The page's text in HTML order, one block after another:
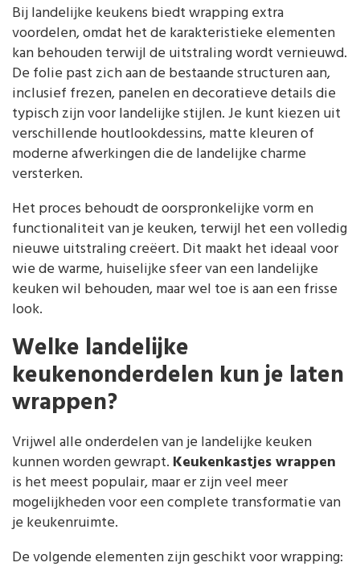
Bij landelijke keukens biedt wrapping extra
voordelen, omdat het de karakteristieke elementen
kan behouden terwijl de uitstraling wordt vernieuwd.
De folie past zich aan de bestaande structuren aan,
inclusief frezen, panelen en decoratieve details die
typisch zijn voor landelijke stijlen. Je kunt kiezen uit
verschillende houtlookdessins, matte kleuren of
moderne afwerkingen die de landelijke charme
versterken.
Het proces behoudt de oorspronkelijke vorm en
functionaliteit van je keuken, terwijl het een volledig
nieuwe uitstraling creëert. Dit maakt het ideaal voor
wie de warme, huiselijke sfeer van een landelijke
keuken wil behouden, maar wel toe is aan een frisse
look.
Welke landelijke
keukenonderdelen kun je laten
wrappen?
Vrijwel alle onderdelen van je landelijke keuken
kunnen worden gewrapt. Keukenkastjes wrappen
is het meest populair, maar er zijn veel meer
mogelijkheden voor een complete transformatie van
je keukenruimte.
De volgende elementen zijn geschikt voor wrapping: